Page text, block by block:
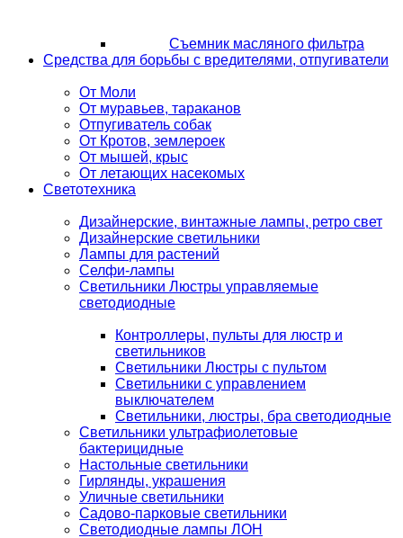
Съемник масляного фильтра
Средства для борьбы с вредителями, отпугиватели
От Моли
От муравьев, тараканов
Отпугиватель собак
От Кротов, землероек
От мышей, крыс
От летающих насекомых
Светотехника
Дизайнерские, винтажные лампы, ретро свет
Дизайнерские светильники
Лампы для растений
Селфи-лампы
Светильники Люстры управляемые
светодиодные
Контроллеры, пульты для люстр и
светильников
Светильники Люстры с пультом
Светильники с управлением
выключателем
Светильники, люстры, бра светодиодные
Светильники ультрафиолетовые
бактерицидные
Настольные светильники
Гирлянды, украшения
Уличные светильники
Садово-парковые светильники
Светодиодные лампы ЛОН